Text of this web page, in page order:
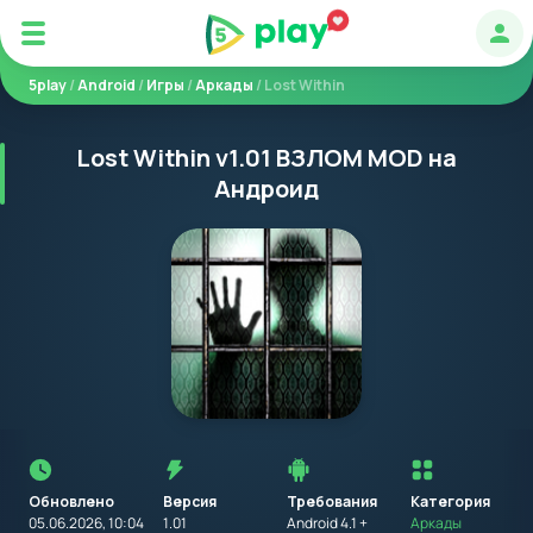
5play/Android /Игры /Аркады / Lost Within
Lost Within v1.01 ВЗЛОМ MOD на
Андроид
Обновлено
05.06.2026, 10:04
Версия
1.01
Требования
Android 4.1 +
установкой
приложения
на
устройство
Категория
Аркады